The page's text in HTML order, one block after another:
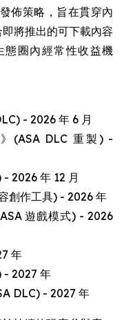
佈策略，旨在貫穿內
將推出的可下載內容
態圈內經常性收益機
- 2026 年 6 月
》(ASA DLC 重製) -
2026 年 12 月
創作工具) - 2026 年
遊戲模式) - 2026
年
- 2027 年
DLC) - 2027 年